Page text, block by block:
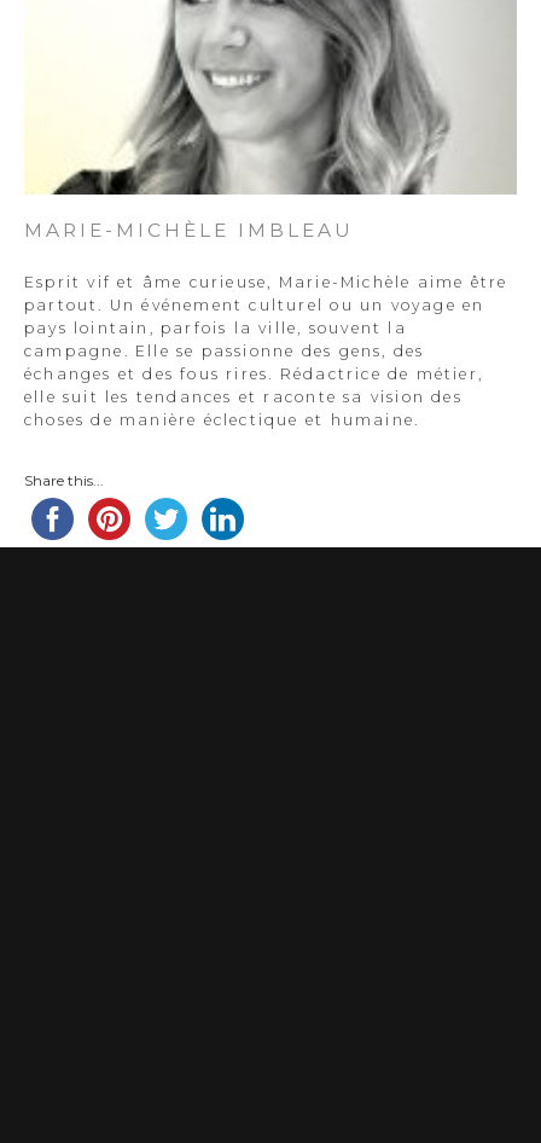
MARIE-MICHÈLE IMBLEAU
Esprit vif et âme curieuse, Marie-Michèle aime être
partout. Un événement culturel ou un voyage en
pays lointain, parfois la ville, souvent la
campagne. Elle se passionne des gens, des
échanges et des fous rires. Rédactrice de métier,
elle suit les tendances et raconte sa vision des
choses de manière éclectique et humaine.
Share this...